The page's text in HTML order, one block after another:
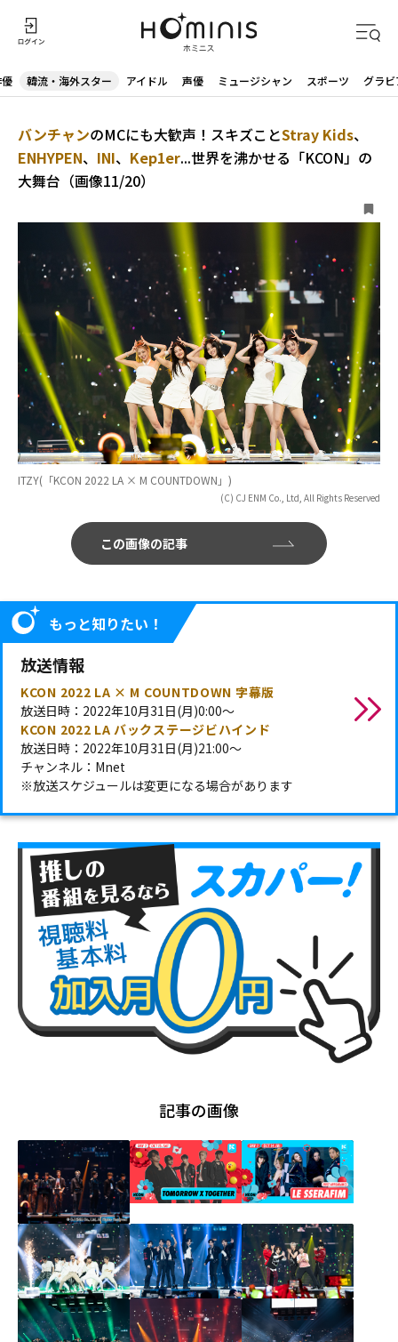
韓流・海外スター アイドル 声優 ミュージシャン スポーツ グラビ
バンチャンのMCにも大歓声！スキズことStray Kids、
ENHYPEN、 INI、 Kep1er...世界を沸かせる「KCON」の
大舞台（画像11/20）
ITZY(「KCON 2022 LA × M COUNTDOWN」)
(C) CJ ENM Co., Ltd, All Rights Reserved
この画像の記事
もっと知りたい！
放送情報
KCON 2022 LA × M COUNTDOWN 字幕版
放送日時：2022年10月31日(月)0:00～
KCON 2022 LA バックステージビハインド
放送日時：2022年10月31日(月)21:00～
チャンネル：Mnet
※放送スケジュールは変更になる場合があります
記事の画像